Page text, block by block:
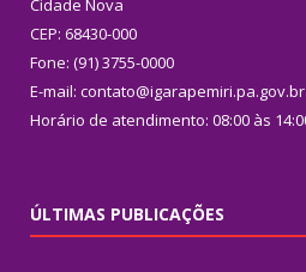
Cidade Nova
CEP: 68430-000
Fone: (91) 3755-0000
E-mail: contato@igarapemiri.pa.gov.br
Horário de atendimento: 08:00 às
ÚLTIMAS PUBLICAÇÕES